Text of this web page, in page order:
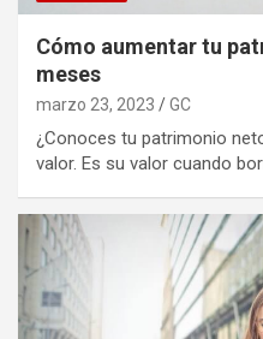
Cómo aumentar tu
meses
marzo 23, 2023 GC
¿Conoces tu patrimonio
valor. Es su valor cuando